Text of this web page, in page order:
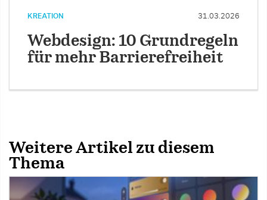
KREATION 31.03.2026
Webdesign: 10 Grundregeln
für mehr Barrierefreiheit
Weitere Artikel zu diesem
Thema